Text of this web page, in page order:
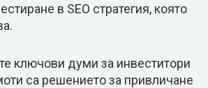
в SEO стратегия, която
ключови думи за инвеститори
са решението за привличане